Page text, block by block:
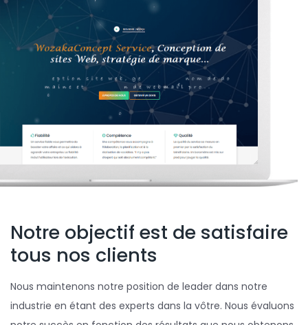
Notre objectif est de satisfaire
tous nos clients
Nous maintenons notre position de leader dans notre
industrie en étant des experts dans la vôtre. Nous évaluons